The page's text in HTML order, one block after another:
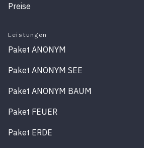
Preise
Leistungen
Paket ANONYM
Paket ANONYM SEE
Paket ANONYM BAUM
Paket FEUER
Paket ERDE